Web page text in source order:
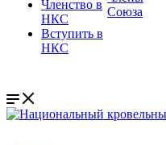
Членство в
НКС
Вступить в
НКС
Союза